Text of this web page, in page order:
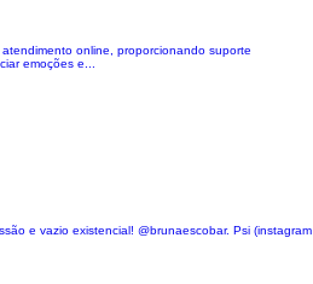
online, proporcionando suporte
emoções e...
e vazio existencial! @brunaescobar. Psi (instagram